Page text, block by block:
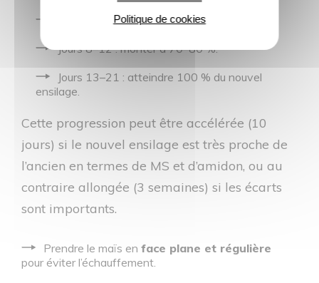
Jours 4–7 : passer à 40–50 %.
Jours 8–12 : monter à 70–80 %.
Jours 13–21 : atteindre 100 % du nouvel
ensilage.
Cette progression peut être accélérée (10
jours) si le nouvel ensilage est très proche de
l’ancien en termes de MS et d’amidon, ou au
contraire allongée (3 semaines) si les écarts
sont importants.
Prendre le maïs en face plane et régulière
pour éviter l’échauffement.
Politique de cookies